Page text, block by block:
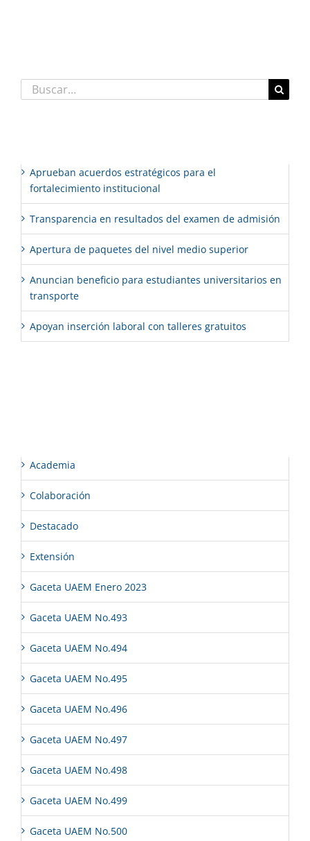
Buscar:
Aprueban acuerdos estratégicos para el
fortalecimiento institucional
Transparencia en resultados del examen de admisión
Apertura de paquetes del nivel medio superior
Anuncian beneficio para estudiantes universitarios en
transporte
Apoyan inserción laboral con talleres gratuitos
Academia
Colaboración
Destacado
Extensión
Gaceta UAEM Enero 2023
Gaceta UAEM No.493
Gaceta UAEM No.494
Gaceta UAEM No.495
Gaceta UAEM No.496
Gaceta UAEM No.497
Gaceta UAEM No.498
Gaceta UAEM No.499
Gaceta UAEM No.500